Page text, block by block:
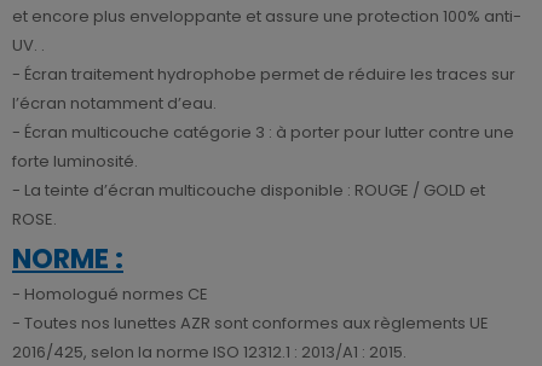
et encore plus enveloppante et assure une protection 100% anti-
UV. .
- Écran traitement hydrophobe permet de réduire les traces sur
l’écran notamment d’eau.
- Écran multicouche catégorie 3 : à porter pour lutter contre une
forte luminosité.
- La teinte d’écran multicouche disponible : ROUGE / GOLD et
ROSE.
NORME :
- Homologué normes CE
- Toutes nos lunettes AZR sont conformes aux règlements UE
2016/425, selon la norme ISO 12312.1 : 2013/A1 : 2015.